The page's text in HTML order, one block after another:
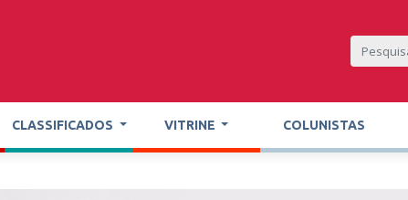
CLASSIFICADOS VITRINE COLUNISTAS